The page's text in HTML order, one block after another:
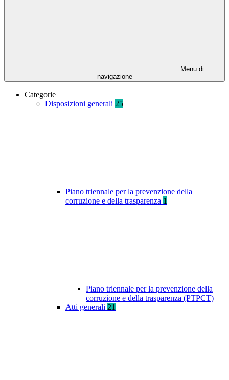
Menu di
navigazione
Categorie
Disposizioni generali 25
Piano triennale per la prevenzione della
corruzione e della trasparenza 1
Piano triennale per la prevenzione della
corruzione e della trasparenza (PTPCT)
Atti generali 21